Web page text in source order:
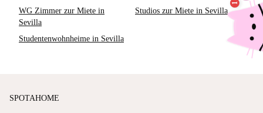
WG Zimmer zur Miete in
Sevilla
Studios zur Miete in Sevilla
Studentenwohnheime in Sevilla
SPOTAHOME